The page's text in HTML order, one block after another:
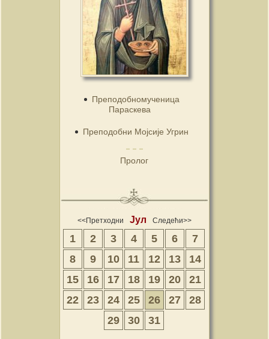
Преподобномученица
Параскева
Преподобни Мојсије Угрин
Пролог
<<Претходни Јул Следећи>>
1 2 3 4 5 6
7
8
9 10 11 12 13
14
15
16 17 18 19 20
21
22
23 24 25 26 27
28
29
30 31